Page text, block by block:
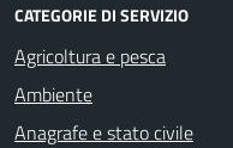
CATEGORIE DI SERVIZIO
Agricoltura e pesca
Ambiente
Anagrafe e stato civile